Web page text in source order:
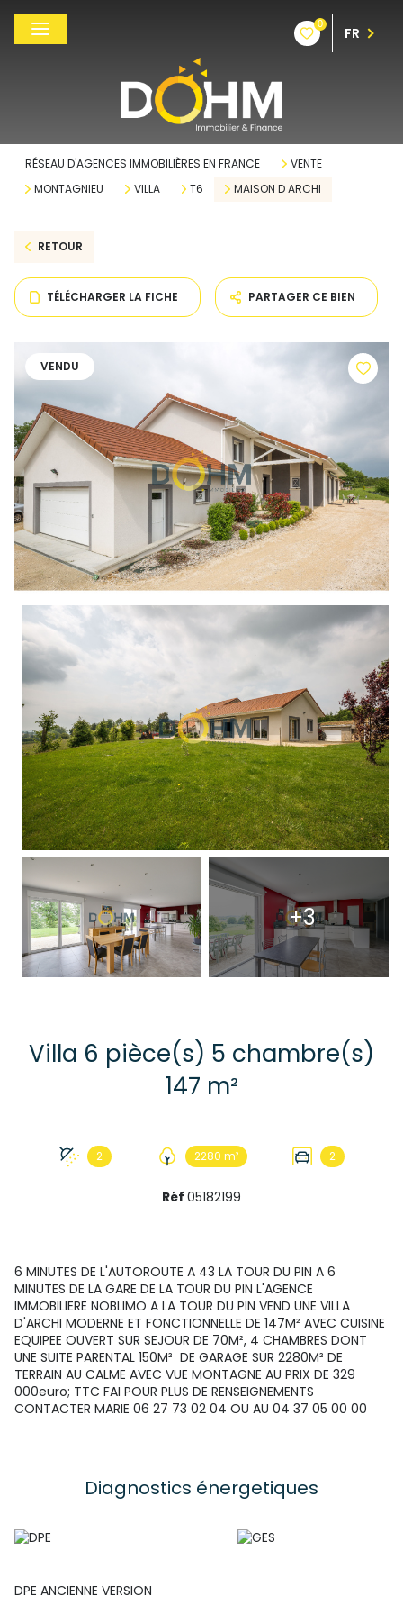
0
FR
RÉSEAU D'AGENCES IMMOBILIÈRES EN FRANCE
VENTE
MONTAGNIEU
VILLA T6 MAISON D ARCHI
RETOUR
TÉLÉCHARGER LA FICHE PARTAGER CE BIEN
VENDU
+3
Villa 6 pièce(s) 5 chambre(s)
147 m²
2 2280 m² 2
Réf 05182199
6 MINUTES DE L'AUTOROUTE A 43 LA TOUR DU PIN A 6
MINUTES DE LA GARE DE LA TOUR DU PIN L'AGENCE
IMMOBILIERE NOBLIMO A LA TOUR DU PIN VEND UNE VILLA
D'ARCHI MODERNE ET FONCTIONNELLE DE 147M² AVEC CUISINE
EQUIPEE OUVERT SUR SEJOUR DE 70M², 4 CHAMBRES DONT
UNE SUITE PARENTAL 150M² DE GARAGE SUR 2280M² DE
TERRAIN AU CALME AVEC VUE MONTAGNE AU PRIX DE 329
000euro; TTC FAI POUR PLUS DE RENSEIGNEMENTS
CONTACTER MARIE 06 27 73 02 04 OU AU 04 37 05 00 00
Diagnostics énergetiques
DPE ANCIENNE VERSION